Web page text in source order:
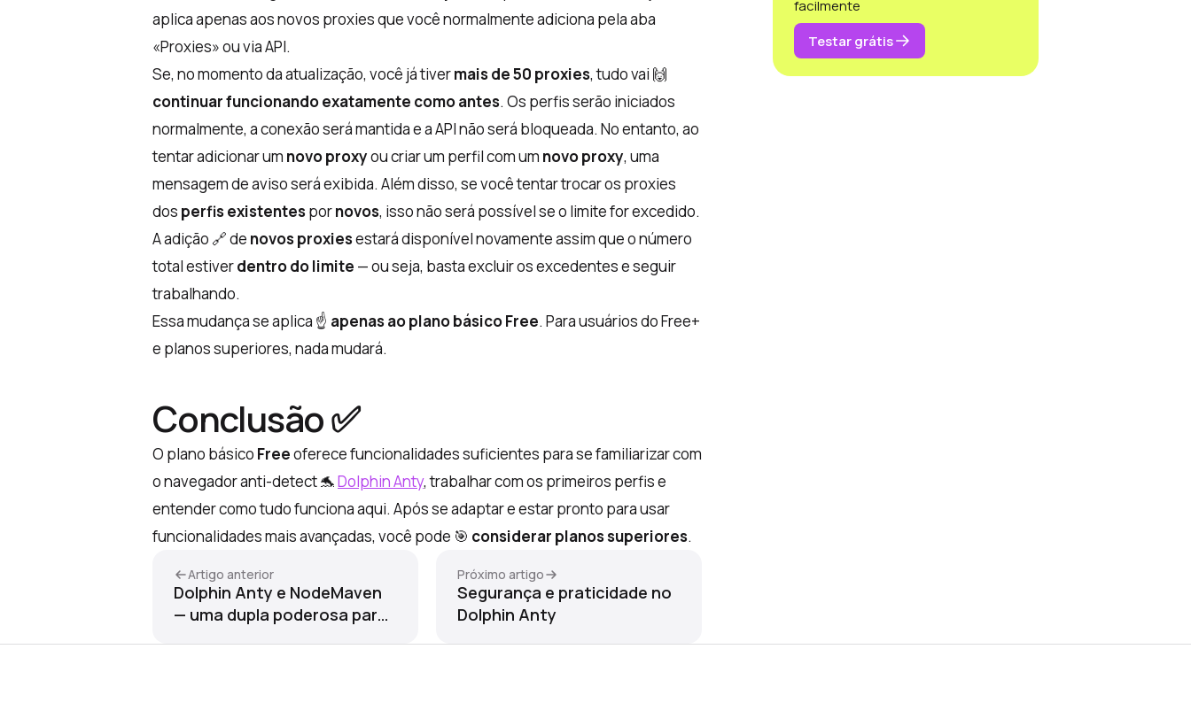
aplica apenas aos novos proxies que você normalmente adiciona pela aba
«Proxies» ou via API.
Se, no momento da atualização, você já tivermais de 50 proxies, tudo vai 🙌
continuar funcionando exatamente como antes. Os perfis serão iniciados
normalmente, a conexão será mantida e a API não será bloqueada. No entanto, ao
tentar adicionar um novo proxyou criar um perfil com um novo proxy, uma
mensagem de aviso será exibida. Além disso, se você tentar trocar os proxies
dos perfis existentespornovos, isso não será possível se o limite for excedido.
A adição 🔗 de novos proxiesestará disponível novamente assim que o número
total estiverdentro do limite — ou seja, basta excluir os excedentes e seguir
trabalhando.
Essa mudança se aplica ☝️ apenas ao plano básico Free. Para usuários do Free+
e planos superiores, nada mudará.
Conclusão✅
O plano básico Freeoferece funcionalidades suficientes para se familiarizar com
o navegador anti-detect 🐬Dolphin Anty, trabalhar com os primeiros perfis e
entender como tudo funciona aqui. Após se adaptar e estar pronto para usar
funcionalidades mais avançadas, você pode 🎯 considerar planos superiores.
Artigo anterior
Dolphin Anty e NodeMaven
— uma dupla poderosa para
Próximo artigo
Segurança e praticidade no
Dolphin Anty
facilmente
Testar grátis